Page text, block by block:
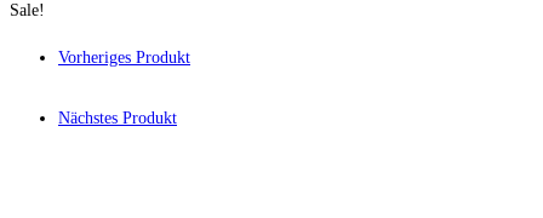
Sale!
Vorheriges Produkt
Nächstes Produkt